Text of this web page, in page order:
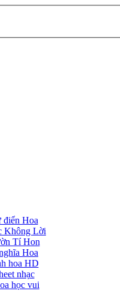
điển Hoa
Không Lời
Tí Hon
Hoa
hoa HD
nhạc
học vui